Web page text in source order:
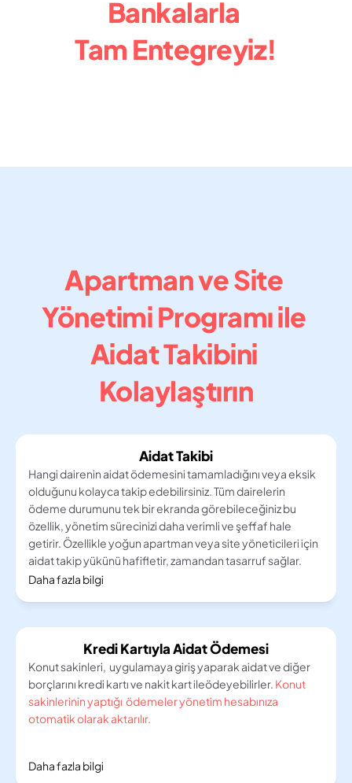
Bankalarla
Tam Entegreyiz!
Apartman ve Site
Yönetimi Programı ile
Aidat Takibini
Kolaylaştırın
Aidat Takibi
Hangi dairenin aidat ödemesini tamamladığını veya eksik
olduğunu kolayca takip edebilirsiniz. Tüm dairelerin
ödeme durumunu tek bir ekranda görebileceğiniz bu
özellik, yönetim sürecinizi daha verimli ve şeffaf hale
getirir. Özellikle yoğun apartman veya site yöneticileri için
aidat takip yükünü hafifletir, zamandan tasarruf sağlar.
Daha fazla bilgi
Kredi Kartıyla Aidat Ödemesi
Konut sakinleri,  uygulamaya giriş yaparak aidat ve diğer
borçlarını kredi kartı ve nakit kart ileödeyebilirler. Konut
sakinlerinin yaptığı  ödemeler yönetim hesabınıza
otomatik olarak aktarılır.
Daha fazla bilgi